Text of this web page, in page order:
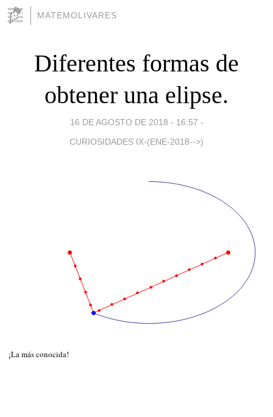
MATEMOLIVARES
Diferentes formas de
obtener una elipse.
16 DE AGOSTO DE 2018 - 16:57 -
CURIOSIDADES IX-(ENE-2018-->)
¡La más conocida!